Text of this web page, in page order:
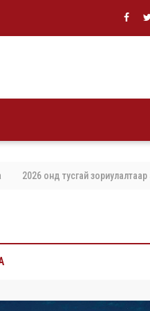
онд тусгай зориулалтаар